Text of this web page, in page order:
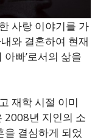
사랑 이야기를 가
와 결혼하여 현재
빠’로서의 삶을
재학 시절 이미
2008년 지인의 소
결심하게 되었